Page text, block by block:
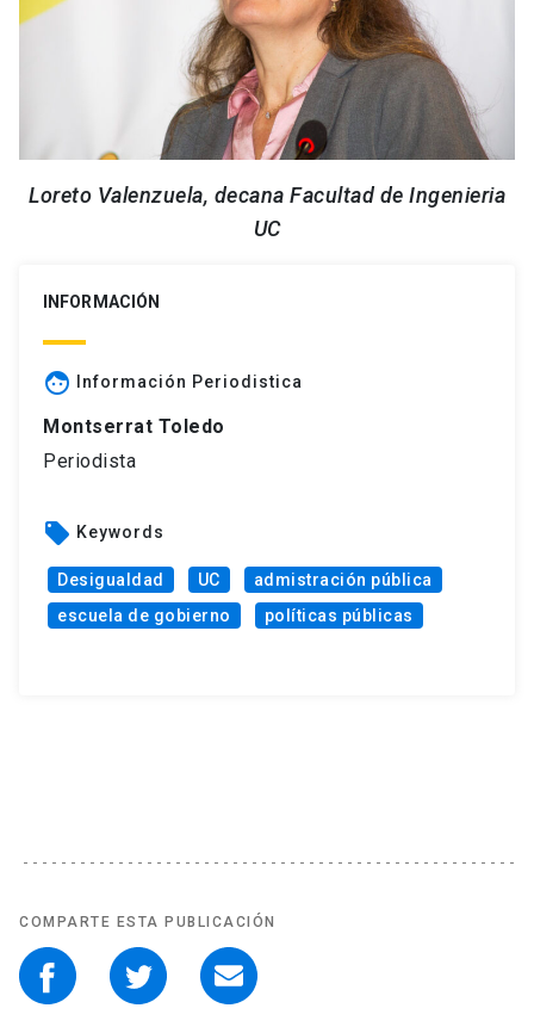
Loreto Valenzuela, decana Facultad de Ingenieria
UC
INFORMACIÓN
face Información Periodistica
Montserrat Toledo
Periodista
local_offer Keywords
Desigualdad UC
admistración pública
escuela de gobierno
políticas públicas
COMPARTE ESTA PUBLICACIÓN